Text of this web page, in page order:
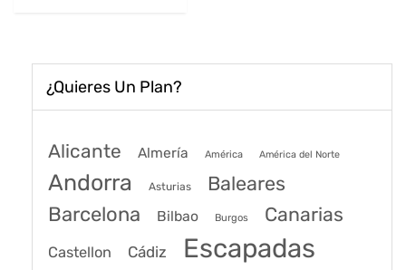
¿Quieres Un Plan?
Alicante Almería América América del Norte
Andorra Asturias Baleares
Barcelona Bilbao Burgos Canarias
Castellon Cádiz Escapadas